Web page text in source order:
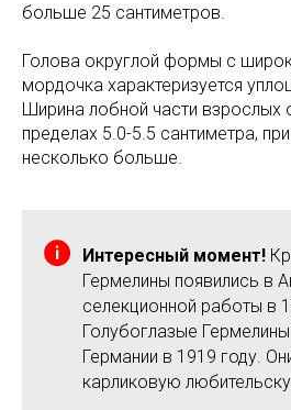
больше 25 сантиметров.
Голова округлой формы с
мордочка характеризуется
Ширина лобной части взрослых
пределах 5.0-5.5 сантиметра,
несколько больше.
Интересный момент!
Гермелины появились в
селекционной работы в
Голубоглазые
Германии в 1919 году.
карликовую